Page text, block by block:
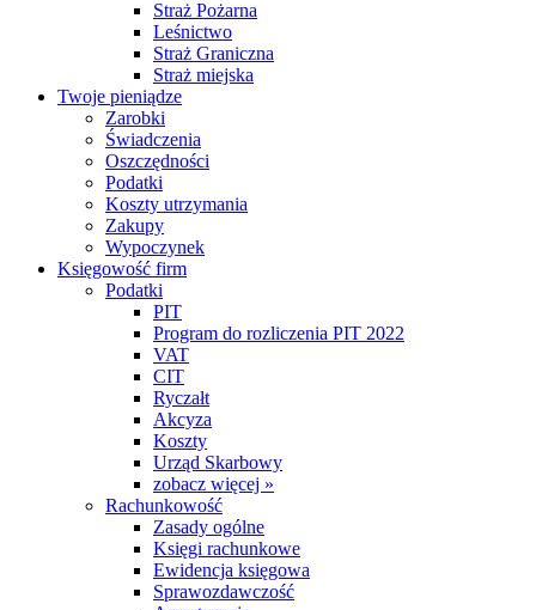
Straż Pożarna
Leśnictwo
Straż Graniczna
Straż miejska
Twoje pieniądze
Zarobki
Świadczenia
Oszczędności
Podatki
Koszty utrzymania
Zakupy
Wypoczynek
Księgowość firm
Podatki
PIT
Program do rozliczenia PIT 2022
VAT
CIT
Ryczałt
Akcyza
Koszty
Urząd Skarbowy
zobacz więcej »
Rachunkowość
Zasady ogólne
Księgi rachunkowe
Ewidencja księgowa
Sprawozdawczość